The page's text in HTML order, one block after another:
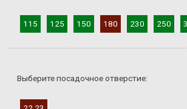
115 125 150 180 230 250
Выберите посадочное отверстие: